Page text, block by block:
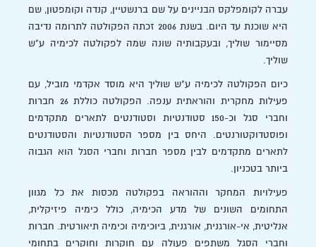
עברה לקומפלקס הבניינים על שם ברנשטיין, קנדה וקומפטון, שם
היא שוכנת עד היום. בשנת 2006 זכתה הפקולטה לתרומה נדיבה
מסיימור שוליך, ובעקבותיה שונה שמה לפקולטה לכימיה ע"ש
שוליך.
כיום הפקולטה לכימיה ע"ש שוליך היא מוסד אקדמי מוביל, עם
פעילות מחקרית והוראתית ענפה. הפקולטה כוללת 26 חברות
וחברי סגל וכ-150 סטודנטיות וסטודנטים לתארים מתקדמים
ופוסטדוקטורנטים. היחס בין מספר הסטודנטיות והסטודנטים
לתארים מתקדמים לבין מספר חברות וחברי הסגל הוא הגבוה
ביותר בטכניון.
פעילויות המחקר וההוראה בפקולטה מכסות את כל מגוון
התחומים השונים של מדע הכימיה, כולל כימיה פיזיקלית,
אנליטית, אי-אורגנית, אורגנית, ביוכימיה וכימיה תיאורטית. חברות
וחברי הסגל משתפים פעולה עם חוקרות וחוקרים בתחומי